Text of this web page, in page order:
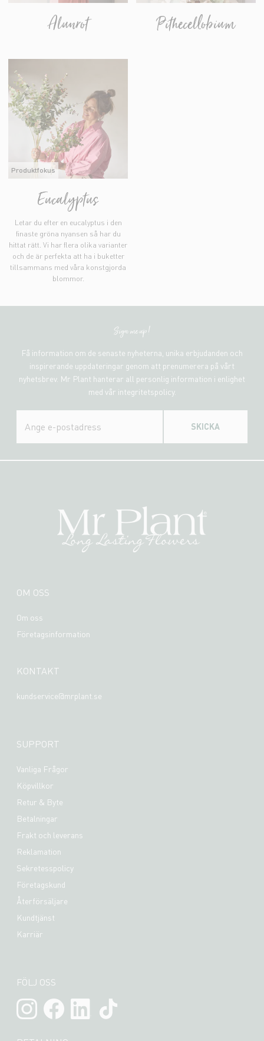
Alunrot Pithecellobium
Produktfokus
Eucalyptus
Letar du efter en eucalyptus i den
finaste gröna nyansen så har du
hittat rätt. Vi har flera olika varianter
och de är perfekta att ha i buketter
tillsammans med våra konstgjorda
blommor.
Sign me up!
Få information om de senaste nyheterna, unika erbjudanden och
inspirerande uppdateringar genom att prenumerera på vårt
nyhetsbrev. Mr Plant hanterar all personlig information i enlighet
med vår integritetspolicy.
SKICKA
OM OSS
Om oss
Företagsinformation
KONTAKT
kundservice@mrplant.se
SUPPORT
Vanliga Frågor
Köpvillkor
Retur & Byte
Betalningar
Frakt och leverans
Reklamation
Sekretesspolicy
Företagskund
Återförsäljare
Kundtjänst
Karriär
FÖLJ OSS